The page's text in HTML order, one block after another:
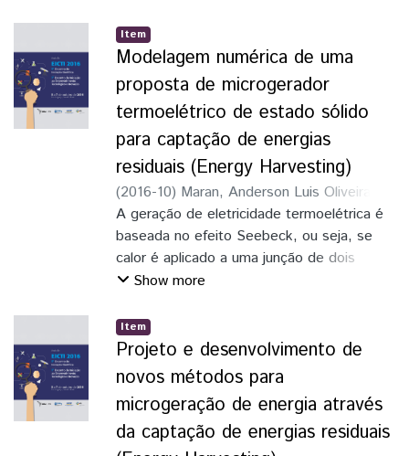
novas tecnologias ambientalmente corretas
e, ao mesmo tempo, economicamente
viáveis.
Haja vista que gigantescas quantidades de
energia são desperdiçadas em forma de
calor anualmente, esta energia é chamada
de poluição térmica e não pode ser
aproveitada na
geração térmica convencional já que a
temperatura é relativamente baixa (Basel I.
Ismail,
2009). Considerando o fato de que as
quantidade
substancial de energia na forma de calor
dissipado desde os processos produtivos,
a
recuperação desse tipo de energia se
mostra como uma alternativa atraente no
marco da
Item
Modelagem numérica de uma
proposta de microgerador
termoelétrico de estado sólido
para captação de energias
residuais (Energy Harvesting)
(2016-10) Maran, Anderson Luis Oliveira
Ando Júnior, Oswaldo Hideo
A geração de eletricidade termoelétrica é
baseada no efeito Seebeck, ou seja, se
calor é aplicado a uma junção de dois
semicondutores dissimilares conectados
circuito, uma corrente é gerada. Os efeitos
termoelétricos podem ser empregados na
geração
de eletricidade em processos como a
captação de energias residuais utilizando-
se o gerador
Show more
Item
Projeto e desenvolvimento de
novos métodos para
microgeração de energia através
da captação de energias residuais